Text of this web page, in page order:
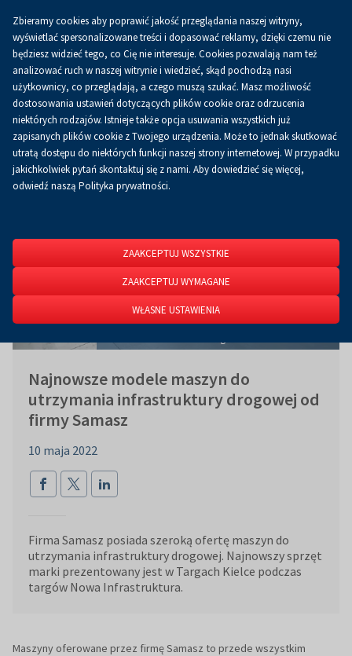
0.00 złKoszykPL
Strona główna O firmie Aktualności
Aktualności
Najnowsze modele maszyn do
utrzymania infrastruktury drogowej od
firmy Samasz
10 maja 2022
Firma Samasz posiada szeroką ofertę maszyn do
utrzymania infrastruktury drogowej. Najnowszy sprzęt
marki prezentowany jest w Targach Kielce podczas
targów Nowa Infrastruktura.
Maszyny oferowane przez firmę Samasz to przede wszystkim
Zbieramy cookies aby poprawić jakość przeglądania naszej witryny,
wyświetlać spersonalizowane treści i dopasować reklamy, dzięki czemu nie
będziesz widzieć tego, co Cię nie interesuje. Cookies pozwalają nam też
analizować ruch w naszej witrynie i wiedzieć, skąd pochodzą nasi
użytkownicy, co przeglądają, a czego muszą szukać. Masz możliwość
dostosowania ustawień dotyczących plików cookie oraz odrzucenia
niektórych rodzajów. Istnieje także opcja usuwania wszystkich już
zapisanych plików cookie z Twojego urządzenia. Może to jednak skutkować
utratą dostępu do niektórych funkcji naszej strony internetowej. W przypadku
jakichkolwiek pytań skontaktuj się z nami. Aby dowiedzieć się więcej,
odwiedź naszą Polityka prywatności.
ZAAKCEPTUJ WSZYSTKIE
ZAAKCEPTUJ WYMAGANE
WŁASNE USTAWIENIA